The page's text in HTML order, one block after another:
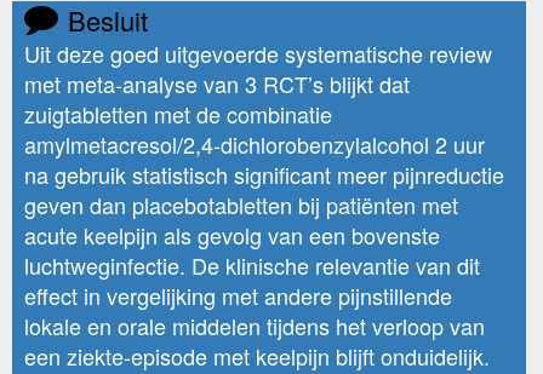
Besluit
Uit deze goed uitgevoerde systematische review
met meta-analyse van 3 RCT’s blijkt dat
zuigtabletten met de combinatie
amylmetacresol/2,4-dichlorobenzylalcohol 2 uur
na gebruik statistisch significant meer pijnreductie
geven dan placebotabletten bij patiënten met
acute keelpijn als gevolg van een bovenste
luchtweginfectie. De klinische relevantie van dit
effect in vergelijking met andere pijnstillende
lokale en orale middelen tijdens het verloop van
een ziekte-episode met keelpijn blijft onduidelijk.